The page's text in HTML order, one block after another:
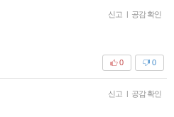
신고 | 공감 확인
0
0
신고 | 공감 확인